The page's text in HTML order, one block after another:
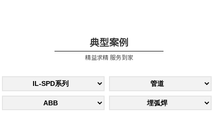
典型案例
精益求精 服务到家